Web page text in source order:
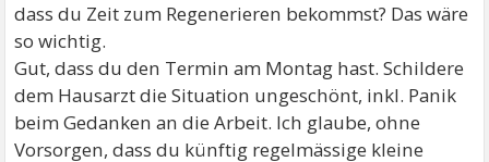
dass du Zeit zum Regenerieren bekommst? Das wäre
so wichtig.
Gut, dass du den Termin am Montag hast. Schildere
dem Hausarzt die Situation ungeschönt, inkl. Panik
beim Gedanken an die Arbeit. Ich glaube, ohne
Vorsorgen, dass du künftig regelmässige kleine